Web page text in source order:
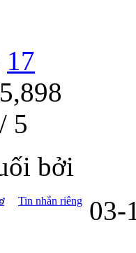
17
5
bởi
Tin nhắn riêng 03-